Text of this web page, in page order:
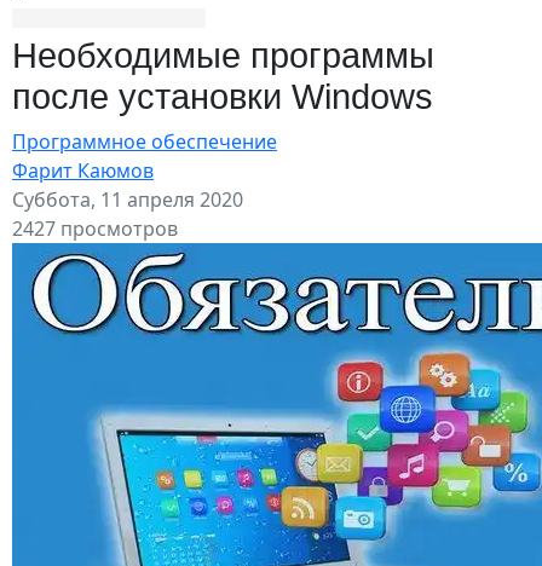
Необходимые программы
после установки Windows
Программное обеспечение
Фарит Каюмов
Суббота, 11 апреля 2020
2427 просмотров